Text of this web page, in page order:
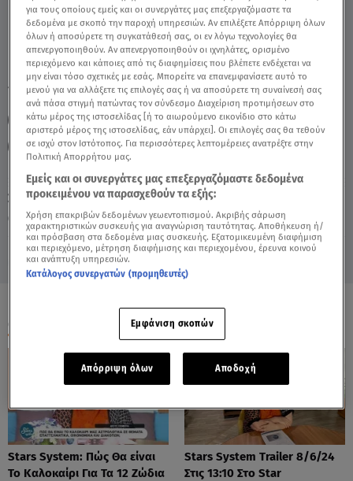
Σάββατο 8 Αυγούστου 2026
08.12.21, 14:37 ΖΩΔΙΑ
TAGS: ΖΥΓΟΣ ΖΩΔΙΑ ΖΩΔΙΑ ΣΗΜΕΡΑ ΑΣΗ ΜΠΗΛΙΟΥ
ΖΩΔΙΑ ΑΣΗ ΜΠΗΛΙΟΥ
ΑΣΤΡΟΛΟΓΙΚΕΣ ΠΡΟΒΛΕΨΕΙΣ
ΗΜΕΡΗΣΙΕΣ ΠΡΟΒΛΕΨΕΙΣ
BREAKFAST@STAR
ΟΛΑ ΤΑ ΒΙΝΤΕΟ
Stars System: Πώς Θα είναι
Το Καλοκαίρι Για Τα 12 Ζώδια
Stars System Trailer 8/6/24
Στις 13:10 Στο Star
για τους οποίους εμείς και οι συνεργάτες μας επεξεργαζόμαστε τα
δεδομένα με σκοπό την παροχή υπηρεσιών. Αν επιλέξετε Απόρριψη όλων
όλων ή αποσύρετε τη συγκατάθεσή σας, οι εν λόγω τεχνολογίες θα
απενεργοποιηθούν. Αν απενεργοποιηθούν οι ιχνηλάτες, ορισμένο
περιεχόμενο και κάποιες από τις διαφημίσεις που βλέπετε ενδέχεται να
μην είναι τόσο σχετικές με εσάς. Μπορείτε να επανεμφανίσετε αυτό το
μενού για να αλλάξετε τις επιλογές σας ή να αποσύρετε τη συναίνεσή σας
ανά πάσα στιγμή πατώντας τον σύνδεσμο Διαχείριση προτιμήσεων στο
κάτω μέρος της ιστοσελίδας [ή το αιωρούμενο εικονίδιο στο κάτω
αριστερό μέρος της ιστοσελίδας, εάν υπάρχει]. Οι επιλογές σας θα τεθούν
σε ισχύ στον Ιστότοπος. Για περισσότερες λεπτομέρειες ανατρέξτε στην
Πολιτική Απορρήτου μας.
Εμείς και οι συνεργάτες μας επεξεργαζόμαστε δεδομένα
προκειμένου να παρασχεθούν τα εξής:
Χρήση επακριβών δεδομένων γεωεντοπισμού. Ακριβής σάρωση
χαρακτηριστικών συσκευής για αναγνώριση ταυτότητας. Αποθήκευση ή/
και πρόσβαση στα δεδομένα μιας συσκευής. Εξατομικευμένη διαφήμιση
και περιεχόμενο, μέτρηση διαφήμισης και περιεχομένου, έρευνα κοινού
και ανάπτυξη υπηρεσιών.
Κατάλογος συνεργατών (προμηθευτές)
Εμφάνιση σκοπών
Απόρριψη όλων Αποδοχή